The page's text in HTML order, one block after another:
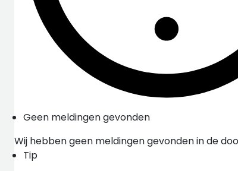
Geen meldingen gevonden
Wij hebben geen meldingen gevonden in de
Tip